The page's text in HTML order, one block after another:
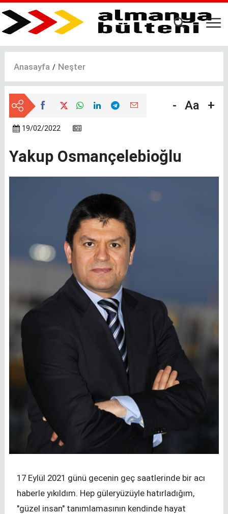
Ana
içeriğe
Anasayfa Neşter
- Aa +
19/02/2022
Yakup Osmançelebioğlu
17 Eylül 2021 günü gecenin geç saatlerinde bir acı
haberle yıkıldım. Hep güleryüzüyle hatırladığım,
"güzel insan" tanımlamasının kendinde hayat